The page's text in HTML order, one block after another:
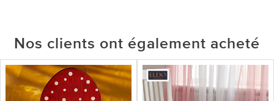
Nos clients ont également acheté